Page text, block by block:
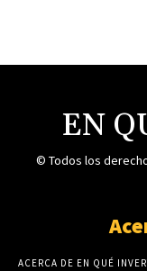
EN
© Todos los
ACERCA DE EN QUÉ